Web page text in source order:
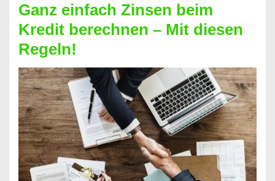
bekommen?
So
ist
es
möglich!
Ganz einfach Zinsen beim
Kredit berechnen – Mit diesen
Regeln!